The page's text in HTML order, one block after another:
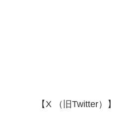
【X （旧Twitter）】